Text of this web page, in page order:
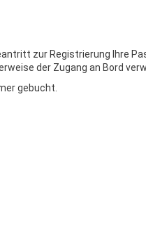
zur Registrierung Ihre
der Zugang an Bord
gebucht.